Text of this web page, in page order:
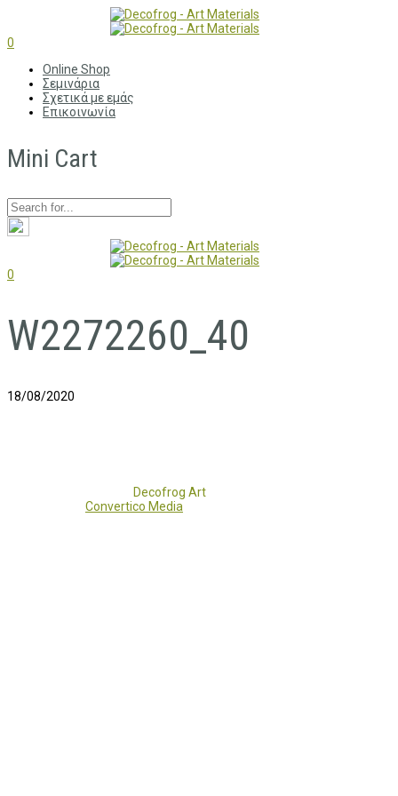
0
Online Shop
Σεμινάρια
Σχετικά με εμάς
Επικοινωνία
Mini Cart
0
W2272260_40
18/08/2020
Decofrog Art
Convertico Media